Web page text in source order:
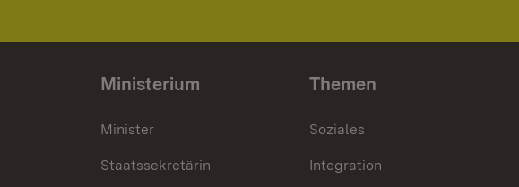
Ministerium
Minister
Staatssekretärin
Themen
Soziales
Integration